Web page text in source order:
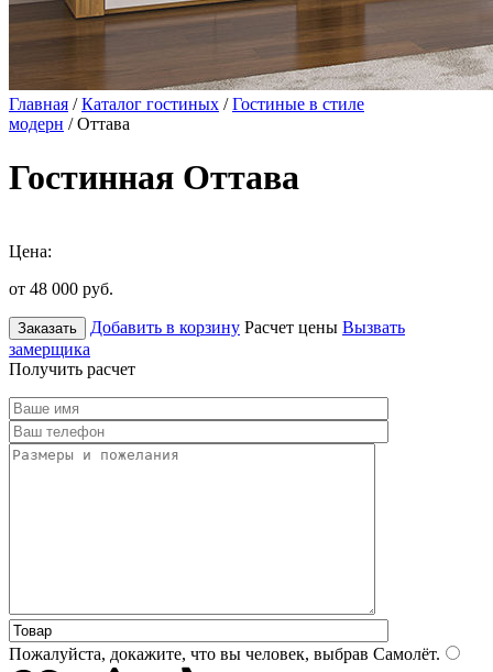
Главная /Каталог гостиных /Гостиные в стиле
модерн / Оттава
Гостинная Оттава
Цена:
от 48 000 руб.
Заказать Добавить в корзину Расчет цены Вызвать
замерщика
Получить расчет
Пожалуйста, докажите, что вы человек, выбрав Самолёт.